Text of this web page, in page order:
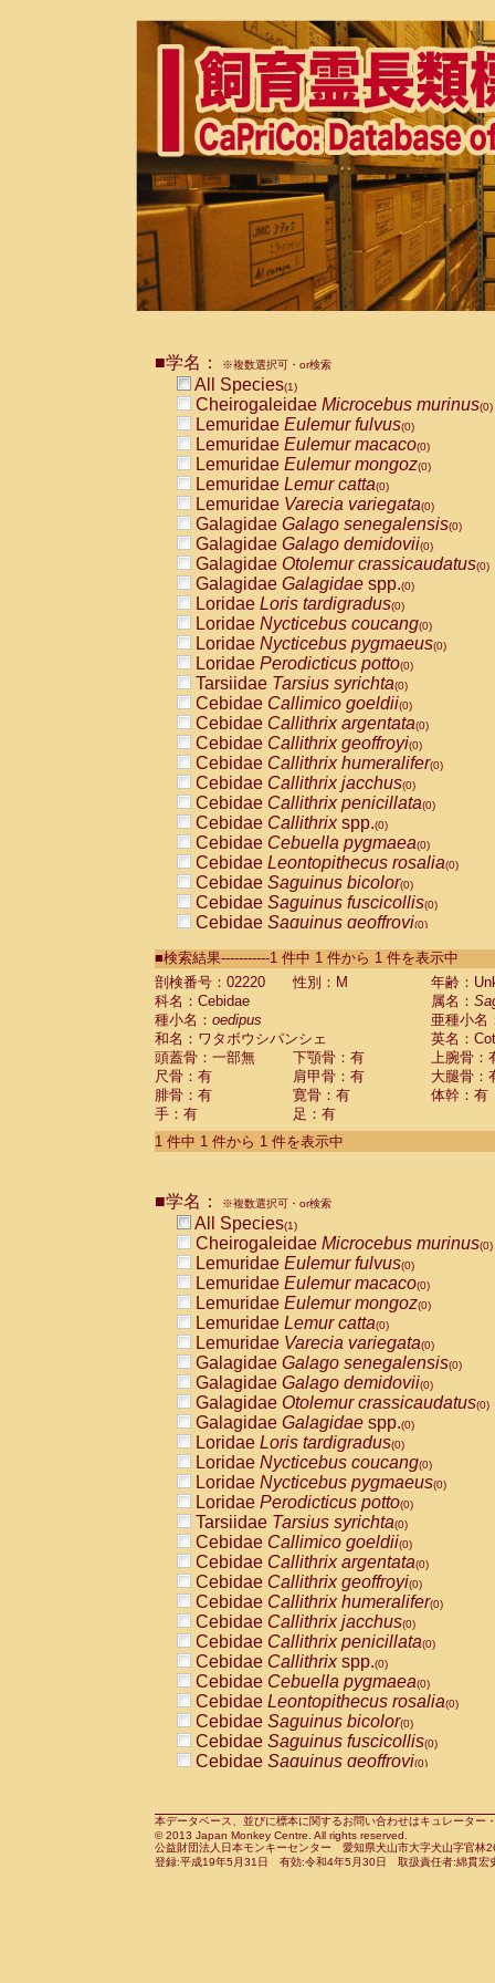
■学名： ※複数選択可・or検索
All Species(1)
Cheirogaleidae Microcebus murinus(0)
Lemuridae Eulemur fulvus(0)
Lemuridae Eulemur macaco(0)
Lemuridae Eulemur mongoz(0)
Lemuridae Lemur catta(0)
Lemuridae Varecia variegata(0)
Galagidae Galago senegalensis(0)
Galagidae Galago demidovii(0)
Galagidae Otolemur crassicaudatus(0)
Galagidae Galagidae spp.(0)
Loridae Loris tardigradus(0)
Loridae Nycticebus coucang(0)
Loridae Nycticebus pygmaeus(0)
Loridae Perodicticus potto(0)
Tarsiidae Tarsius syrichta(0)
Cebidae Callimico goeldii(0)
Cebidae Callithrix argentata(0)
Cebidae Callithrix geoffroyi(0)
Cebidae Callithrix humeralifer(0)
Cebidae Callithrix jacchus(0)
Cebidae Callithrix penicillata(0)
Cebidae Callithrixspp.(0)
Cebidae Cebuella pygmaea(0)
Cebidae Leontopithecus rosalia(0)
Cebidae Saguinus bicolor(0)
Cebidae Saguinus fuscicollis(0)
Cebidae Saguinus geoffroyi(0)
CebidaeSaguinus labiatus(0)
Cebidae Saguinus leucopus (0)
Cebidae
Cebidae
CebidaeSaguinus nigricollis (0)
Cebidae Saguinus oedipus
Cebidae Saguinus weddelli
Cebidae Saguinusspp.
Cebidae Aotus trivirgatus
Cebidae Cebus albifrons
CebidaeCebus nigrivittatus
CebidaeCebus
CebidaeSaimiri boliviensis(0)
CebidaeSaimiri sciureus(0)
AtelidaeAlouatta caraya(0)
AtelidaeAlouatta fusca(0)
AtelidaeAlouatta seniculus
AtelidaeAlouattaspp.(0)
AtelidaeAteles belzebuth(0)
AtelidaeAteles geoffroyi(0)
AtelidaeAteles paniscus(0)
AtelidaeAtelesspp.(0)
Atelidae Lagothrix lagothricha
AtelidaeLagothrix lagothricha cana
PitheciidaeCacajao calvus
PitheciidaeCallicebus cupreus
PitheciidaeCallicebus donacophilus
PitheciidaeCallicebus moloch
PitheciidaeCallicebus torquatus
PitheciidaeCallicebusspp.(0)
PitheciidaeChiropotes satanas(0)
PitheciidaePithecia monachus
PitheciidaePithecia pithecia(0)
CercopithecidaeCercocebus agilis
CercopithecidaeCercocebus
CercopithecidaeCercocebus
CercopithecidaeCercocebus
CercopithecidaeCercocebus
CercopithecidaeCercocebushybrid
CercopithecidaePapio anubis(0)
CercopithecidaePapio cynocephalus
CercopithecidaePapio hamadryas(0)
■検索結果-----------1 件中 1 件から 1 件を表示中
剖検番号：02220
性別：M
年齢：
科名：Cebidae
属名：
種小名： oedipus
亜種小名
和名：ワタボウシパンシェ
英名：
頭蓋骨：一部無
下顎骨：有
上腕骨：
尺骨：有
肩甲骨：有
大腿骨：
腓骨：有
寛骨：有
体幹：有
手：有
足：有
1 件中 1 件から 1 件を表示中
■学名： ※複数選択可・or検索
All Species(1)
Cheirogaleidae Microcebus murinus(0)
Lemuridae Eulemur fulvus(0)
Lemuridae Eulemur macaco(0)
Lemuridae Eulemur mongoz(0)
Lemuridae Lemur catta(0)
Lemuridae Varecia variegata(0)
Galagidae Galago senegalensis(0)
Galagidae Galago demidovii(0)
Galagidae Otolemur crassicaudatus(0)
Galagidae Galagidae spp.(0)
Loridae Loris tardigradus(0)
Loridae Nycticebus coucang(0)
Loridae Nycticebus pygmaeus(0)
Loridae Perodicticus potto(0)
Tarsiidae Tarsius syrichta(0)
Cebidae Callimico goeldii(0)
Cebidae Callithrix argentata(0)
Cebidae Callithrix geoffroyi(0)
Cebidae Callithrix humeralifer(0)
Cebidae Callithrix jacchus(0)
Cebidae Callithrix penicillata(0)
Cebidae Callithrixspp.(0)
Cebidae Cebuella pygmaea(0)
Cebidae Leontopithecus rosalia(0)
Cebidae Saguinus bicolor(0)
Cebidae Saguinus fuscicollis(0)
Cebidae Saguinus geoffroyi(0)
CebidaeSaguinus leucopus(0)
CebidaeSaguinus midas(0)
Cebidae Saguinus mystax(0)
本データベース、並びに標本に関するお問い合わせはキュレータ
© 2013 Japan Monkey Centre. All rights reserved.
公益財団法人日本モンキーセンター 愛知県犬山市大字犬山字官
登録:平成19年5月31日 有効:令和4年5月30日 取扱責任者:綿貫宏